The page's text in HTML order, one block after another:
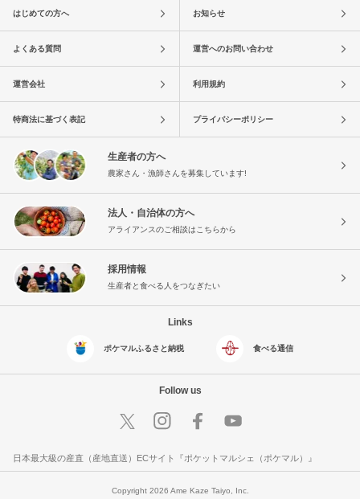
はじめての方へ お知らせ
よくある質問 運営へのお問い合わせ
運営会社 利用規約
特商法に基づく表記 プライバシーポリシー
生産者の方へ
農家さん・漁師さんを募集しています!
法人・自治体の方へ
アライアンスのご相談はこちらから
採用情報
生産者と食べる人をつなぎたい
Links
ポケマルふるさと納税 食べる通信
Follow us
日本最大級の産直（産地直送）ECサイト『ポケットマルシェ（ポケマル）』
Copyright 2026 Ame Kaze Taiyo, Inc.